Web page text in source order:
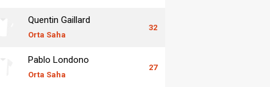
Quentin Gaillard
Orta Saha
32
Pablo Londono
Orta Saha
27